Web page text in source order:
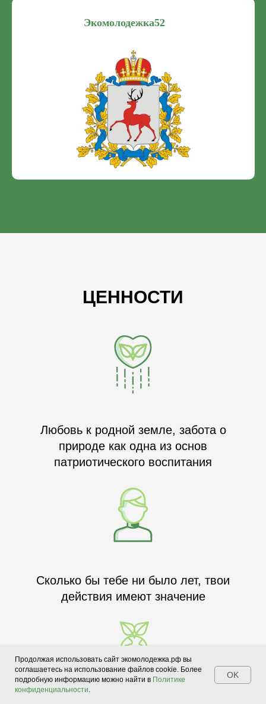
Экомолодежка52
ЦЕННОСТИ
Любовь к родной земле, забота о
природе как одна из основ
патриотического воспитания
Сколько бы тебе ни было лет, твои
действия имеют значение
Продолжая использовать сайт экомолодежка.рф вы
соглашаетесь на использование файлов cookie. Более
подробную информацию можно найти в Политике
конфиденциальности.
OK